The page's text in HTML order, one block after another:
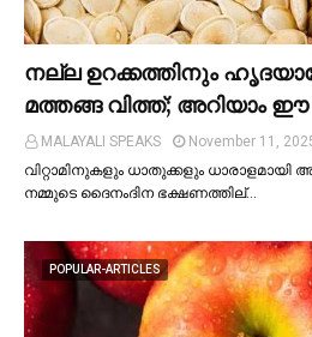
നല്ല ഉറക്കത്തിനും
മത്തങ്ങ വിത്ത്;
MALAYALI SPEAKS
November 11,
വിറ്റാമിനുകളും ധാതുക്കളും ധാരാളമായി
നമ്മുടെ ദൈനംദിന ഭക്ഷണത്തില്…
POPULAR-ARTICLES